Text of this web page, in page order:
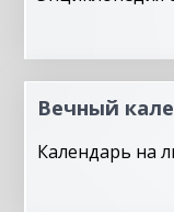
Вечный
Календарь на